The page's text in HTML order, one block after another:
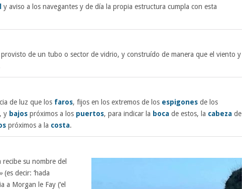
y aviso a los navegantes y de día la propia estructura cumpla con esta
de un tubo o sector de vidrio, y construído de manera que el viento y
de luz que los faros, fijos en los extremos de los espigones de los
, y bajos próximos a los puertos, para indicar la boca de estos, la cabeza de
próximos a la costa.
su nombre del
(es decir: ‘hada
a Morgan le Fay (‘el